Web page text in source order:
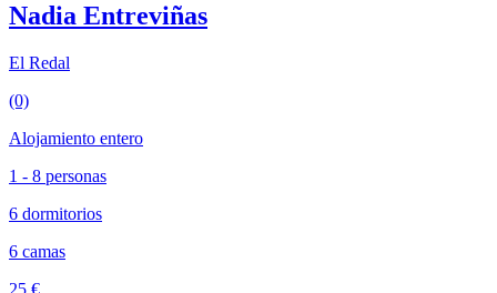
Nadia Entreviñas
El Redal
(0)
Alojamiento entero
1 - 8 personas
6 dormitorios
6 camas
25 €